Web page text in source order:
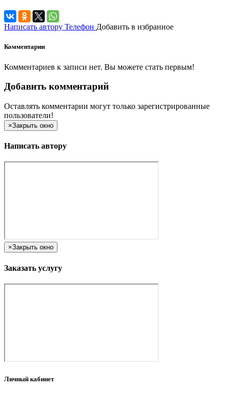
Написать автору Телефон Добавить в избранное
Комментарии
Комментариев к записи нет. Вы можете стать первым!
Добавить комментарий
Оставлять комментарии могут только зарегистрированные
пользователи!
×Закрыть окно
Написать автору
×Закрыть окно
Заказать услугу
Личный кабинет